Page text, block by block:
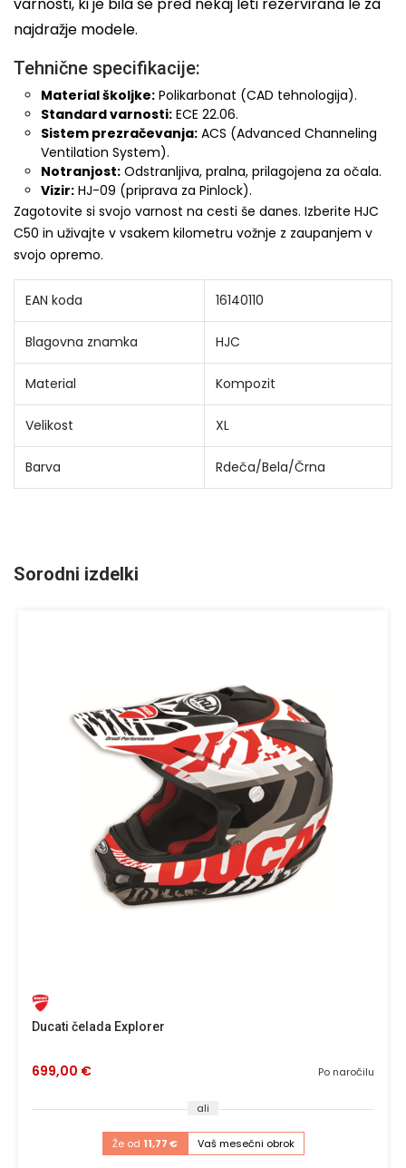
najdražje modele.
Tehnične specifikacije:
Material školjke: Polikarbonat (CAD tehnologija).
Standard varnosti: ECE 22.06.
Sistem prezračevanja: ACS (Advanced Channeling
Ventilation System).
Notranjost: Odstranljiva, pralna, prilagojena za očala.
Vizir: HJ-09 (priprava za Pinlock).
Zagotovite si svojo varnost na cesti še danes. Izberite HJC
C50 in uživajte v vsakem kilometru vožnje z zaupanjem v
svojo opremo.
EAN koda 16140110
Blagovna znamka HJC
Material Kompozit
Velikost XL
Barva Rdeča/Bela/Črna
Sorodni izdelki
Ducati čelada Explorer
Po naročilu
699,00 €
ali
Že od 11,77 € Vaš mesečni obrok